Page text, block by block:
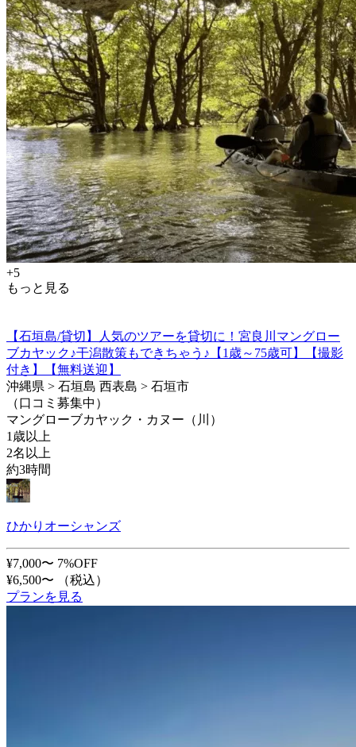
+5
もっと見る
【石垣島/貸切】人気のツアーを貸切に！宮良川マングロー
ブカヤック♪干潟散策もできちゃう♪【1歳～75歳可】【撮影
付き】【無料送迎】
沖縄県 > 石垣島 西表島 > 石垣市
（口コミ募集中）
マングローブカヤック・カヌー（川）
1歳以上
2名以上
約3時間
ひかりオーシャンズ
¥7,000〜 7%OFF
¥6,500〜
（税込）
プランを見る